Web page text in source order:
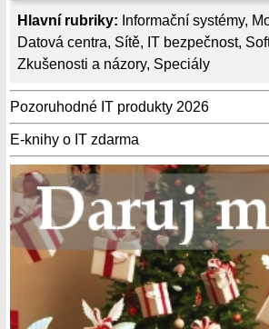
Hlavní rubriky: Informační systémy,
Datová centra, Sítě, IT bezpečnost,
Zkušenosti a názory, Speciály
Pozoruhodné IT produkty 2026
E-knihy o IT zdarma